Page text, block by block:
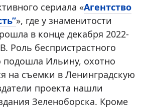
сериала «Агентство
», где у знаменитости
в конце декабря 2022-
Роль беспристрастного
подошла Ильину, охотно
на съемки в Ленинградскую
проекта нашли
Зеленоборска. Кроме